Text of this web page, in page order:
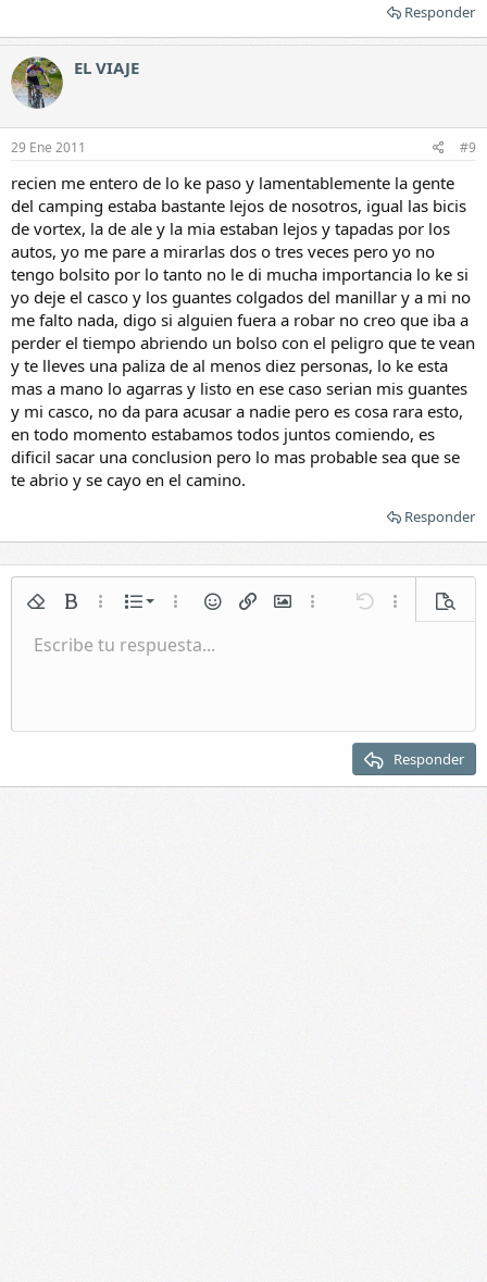
Responder
EL VIAJE
29 Ene 2011 #9
recien me entero de lo ke paso y lamentablemente la gente
del camping estaba bastante lejos de nosotros, igual las bicis
de vortex, la de ale y la mia estaban lejos y tapadas por los
autos, yo me pare a mirarlas dos o tres veces pero yo no
tengo bolsito por lo tanto no le di mucha importancia lo ke si
yo deje el casco y los guantes colgados del manillar y a mi no
me falto nada, digo si alguien fuera a robar no creo que iba a
perder el tiempo abriendo un bolso con el peligro que te vean
y te lleves una paliza de al menos diez personas, lo ke esta
mas a mano lo agarras y listo en ese caso serian mis guantes
y mi casco, no da para acusar a nadie pero es cosa rara esto,
en todo momento estabamos todos juntos comiendo, es
dificil sacar una conclusion pero lo mas probable sea que se
te abrio y se cayo en el camino.
Responder
Quitar formato
NegritaMás opciones...
Lista
Lista numerada
Lista
Más opciones...
Emoticonos
Insertar enlace
Insertar imagen
Más opciones...
Deshacer
Más
Vista
ItálicaSubrayarTachado
Formato de párrafo
Normal
Encabezado 2
VídeosGalería incrustada
CitarInsertar tabla
Spoiler
RehacerCambiar editor BB
BorradoresGuardar borrador
Escribe tu respuesta...
Responder